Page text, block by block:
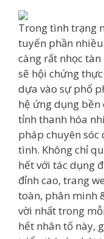
Trong tình trạng
tuyến phần
càng rất nhọc tàn
sẽ hội chứng
dựa vào sự phổ
hệ ứng dụng bền
tỉnh thanh hóa
pháp chuyên
tình. Không chỉ
hết với tác dụng
đỉnh cao, trang
toàn, phân minh
vời nhất trong
hết nhân tố này,